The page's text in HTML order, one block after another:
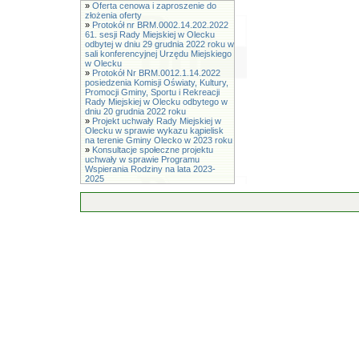
» Oferta cenowa i zaproszenie do
złożenia oferty
» Protokół nr BRM.0002.14.202.2022
61. sesji Rady Miejskiej w Olecku
odbytej w dniu 29 grudnia 2022 roku w
sali konferencyjnej Urzędu Miejskiego
w Olecku
» Protokół Nr BRM.0012.1.14.2022
posiedzenia Komisji Oświaty, Kultury,
Promocji Gminy, Sportu i Rekreacji
Rady Miejskiej w Olecku odbytego w
dniu 20 grudnia 2022 roku
» Projekt uchwały Rady Miejskiej w
Olecku w sprawie wykazu kąpielisk
na terenie Gminy Olecko w 2023 roku
» Konsultacje społeczne projektu
uchwały w sprawie Programu
Wspierania Rodziny na lata 2023-
2025